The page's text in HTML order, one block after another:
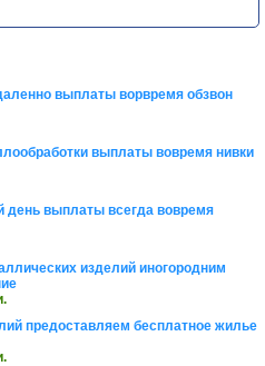
выплаты ворвремя обзвон
выплаты вовремя нивки
выплаты всегда вовремя
изделий иногородним
предоставляем бесплатное жилье